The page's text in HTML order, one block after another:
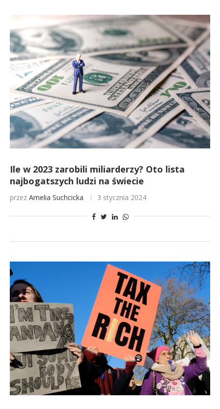
Ile w 2023 zarobili miliarderzy? Oto lista
najbogatszych ludzi na świecie
przez Amelia Suchcicka 3 stycznia 2024